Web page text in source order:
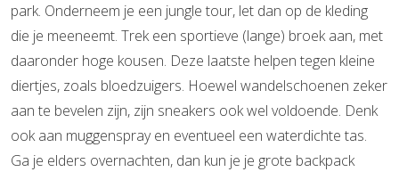
park. Onderneem je een jungle tour, let dan op de kleding
die je meeneemt. Trek een sportieve (lange) broek aan, met
daaronder hoge kousen. Deze laatste helpen tegen kleine
diertjes, zoals bloedzuigers. Hoewel wandelschoenen zeker
aan te bevelen zijn, zijn sneakers ook wel voldoende. Denk
ook aan muggenspray en eventueel een waterdichte tas.
Ga je elders overnachten, dan kun je je grote backpack